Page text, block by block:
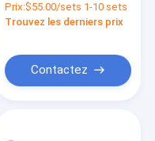
en retrait prise de
courant
Prix:$55.00/sets 1-10 sets
Trouvez les derniers prix
Contactez